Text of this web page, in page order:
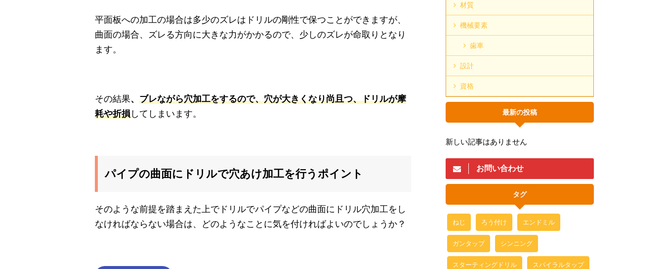
平面板への加工の場合は多少のズレはドリルの剛性で保つことができますが、
曲面の場合、ズレる方向に大きな力がかかるので、少しのズレが命取りとなり
ます。
その結果、 ブレながら穴加工をするので、穴が大きくなり尚且つ、ドリルが摩
耗や折損してしまいます。
パイプの曲面にドリルで穴あけ加工を行うポイント
そのような前提を踏まえた上でドリルでパイプなどの曲面にドリル穴加工をし
なければならない場合は、どのようなことに気を付ければよいのでしょうか？
材質
機械要素
歯車
設計
資格
最新の投稿
新しい記事はありません
お問い合わせ
タグ
ねじ ろう付け エンドミル
ガンタップ シンニング
スターティングドリル スパイラルタップ